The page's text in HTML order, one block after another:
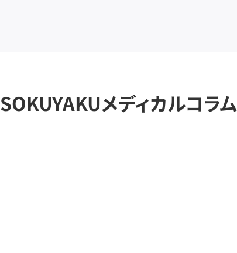
SOKUYAKUメディカルコラム